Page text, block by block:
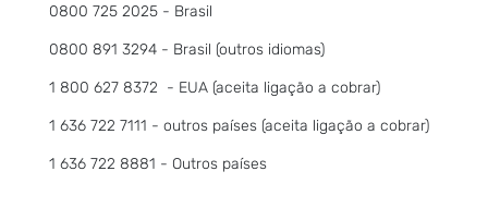
0800 725 2025 - Brasil
0800 891 3294 - Brasil (outros idiomas)
1 800 627 8372 - EUA (aceita ligação a cobrar)
1 636 722 7111 - outros países (aceita ligação a cobrar)
1 636 722 8881 - Outros países